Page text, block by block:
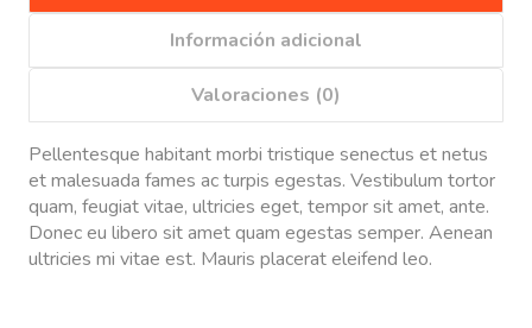
Información adicional
Valoraciones (0)
Pellentesque habitant morbi tristique senectus et netus
et malesuada fames ac turpis egestas. Vestibulum tortor
quam, feugiat vitae, ultricies eget, tempor sit amet, ante.
Donec eu libero sit amet quam egestas semper. Aenean
ultricies mi vitae est. Mauris placerat eleifend leo.